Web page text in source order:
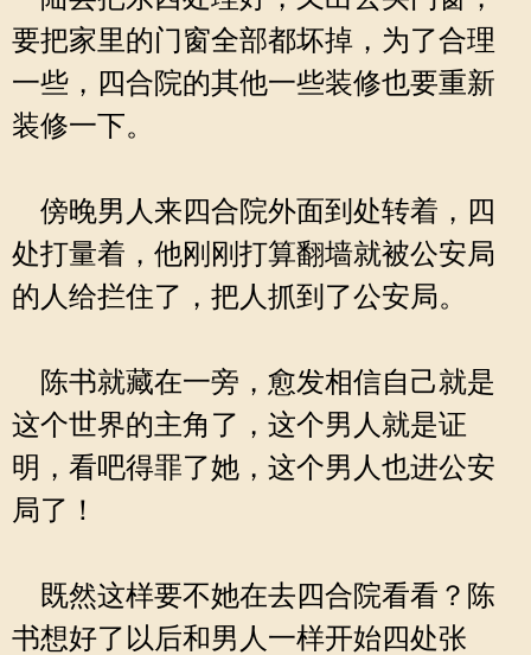
要把家里的门窗全部都坏掉，为了合理
一些，四合院的其他一些装修也要重新
装修一下。
傍晚男人来四合院外面到处转着，四
处打量着，他刚刚打算翻墙就被公安局
的人给拦住了，把人抓到了公安局。
陈书就藏在一旁，愈发相信自己就是
这个世界的主角了，这个男人就是证
明，看吧得罪了她，这个男人也进公安
局了！
既然这样要不她在去四合院看看？陈
书想好了以后和男人一样开始四处张